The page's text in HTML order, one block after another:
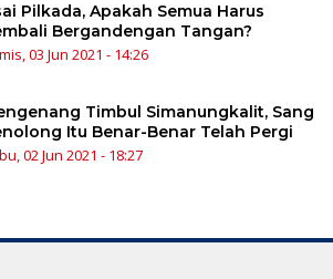
Pilkada, Apakah Semua Harus
Bergandengan Tangan?
03 Jun 2021 - 14:26
Timbul Simanungkalit, Sang
Itu Benar-Benar Telah Pergi
02 Jun 2021 - 18:27